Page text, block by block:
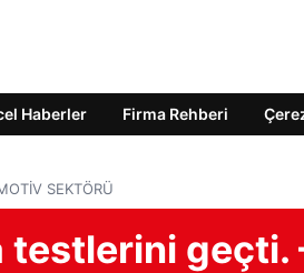
Haberler Firma Rehberi
SEKTÖRÜ
testlerini geçti.